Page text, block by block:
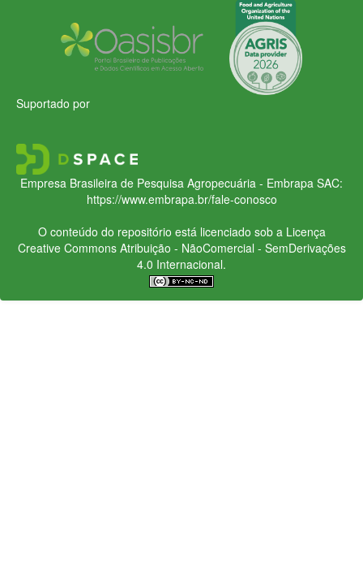
Suportado por
Empresa Brasileira de Pesquisa Agropecuária - Embrapa SAC:
https://www.embrapa.br/fale-conosco
O conteúdo do repositório está licenciado sob a Licença
Creative CommonsAtribuição - NãoComercial - SemDerivações
4.0 Internacional.